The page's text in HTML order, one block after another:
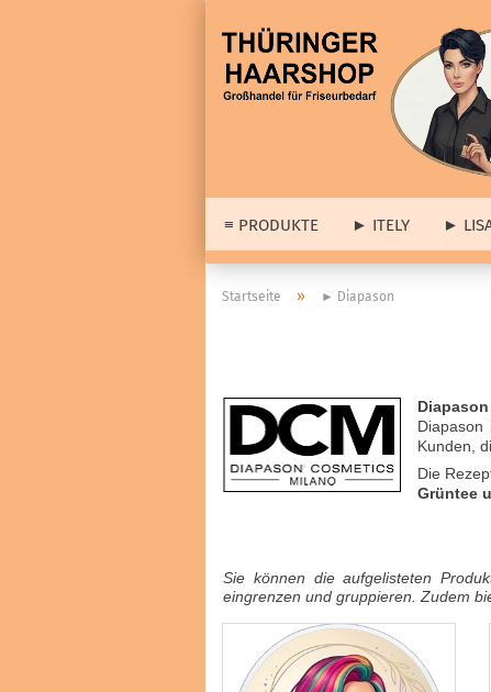
≡ PRODUKTE ► ITELY ►
Haarstyling
Cologne
Haar- & Gesichtspflege
Bartpflege
Startseite » ► Diapason
Kunden,
Die
Grüntee
Sie können die aufgelisteten
eingrenzen und gruppieren. Zudem